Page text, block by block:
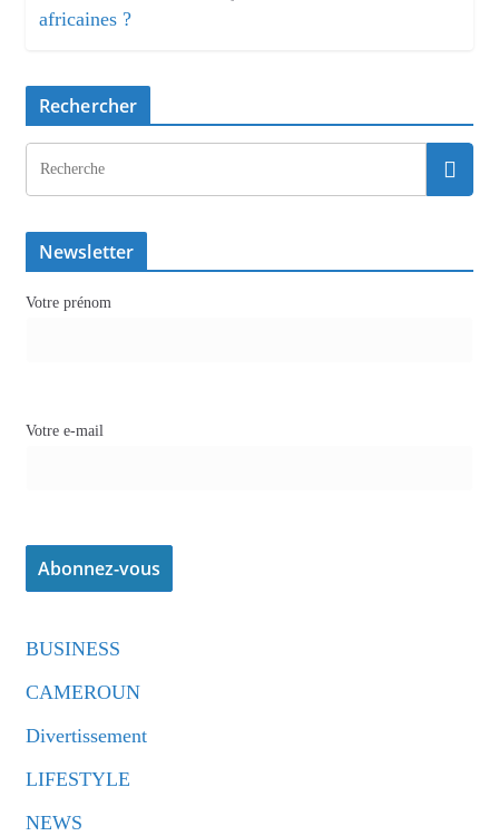
Rechercher
Newsletter
Votre prénom
Votre e-mail
BUSINESS
CAMEROUN
Divertissement
LIFESTYLE
NEWS